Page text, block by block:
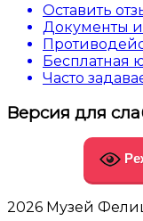
Оставить
Документы и
Бесплатная
Часто
Версия для
2026 Музей